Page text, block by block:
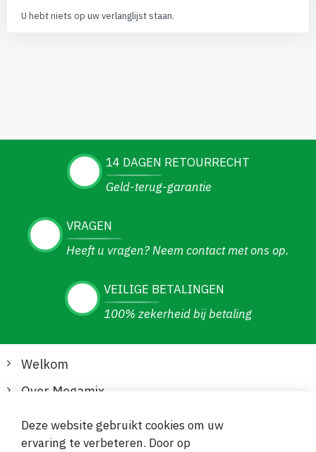
U hebt niets op uw verlanglijst staan.
14 DAGEN RETOURRECHT
Geld-terug-garantie
VRAGEN
Heeft u vragen? Neem contact met ons op.
VEILIGE BETALINGEN
100% zekerheid bij betaling
Welkom
Over Megamix
Informatie
Klantenservice
Deze website gebruikt cookies om uw
ervaring te verbeteren. Door op